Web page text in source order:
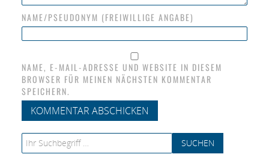
NAME/PSEUDONYM (FREIWILLIGE ANGABE)
NAME, E-MAIL-ADRESSE UND WEBSITE IN DIESEM
BROWSER FÜR MEINEN NÄCHSTEN KOMMENTAR
SPEICHERN.
Search for: